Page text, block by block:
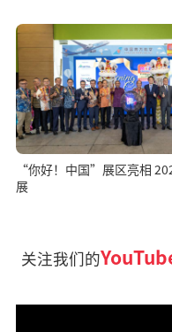
“你好！中国”展区亮相
展
关注我们的